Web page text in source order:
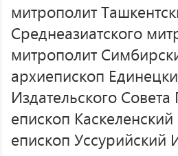
митрополит
Среднеазиатского
митрополит
архиепископ
Издательского
епископ
епископ Уссурийский